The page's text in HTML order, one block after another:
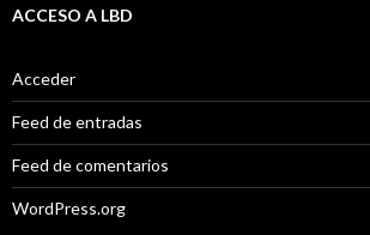
ACCESO A LBD
Acceder
Feed de entradas
Feed de comentarios
WordPress.org